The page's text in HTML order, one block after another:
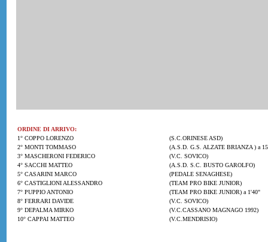
ORDINE DI ARRIVO:
1° COPPO LORENZO
(S.C.ORINESE ASD)
2° MONTI TOMMASO
(A.S.D. G.S. ALZATE BRIANZA ) a
3° MASCHERONI FEDERICO
(V.C. SOVICO)
4° SACCHI MATTEO
(A.S.D. S.C. BUSTO GAROLFO)
5° CASARINI MARCO
(PEDALE SENAGHESE)
6° CASTIGLIONI ALESSANDRO
(TEAM PRO BIKE JUNIOR)
7° PUPPIO ANTONIO
(TEAM PRO BIKE JUNIOR) a 1'40"
8° FERRARI DAVIDE
(V.C. SOVICO)
9° DEPALMA MIRKO
(V.C.CASSANO MAGNAGO 1992)
10° CAPPAI MATTEO
(V.C.MENDRISIO)